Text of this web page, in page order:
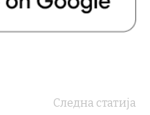
Следна статија